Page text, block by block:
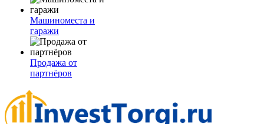
Машиноместа и
гаражи
Продажа от
партнёров